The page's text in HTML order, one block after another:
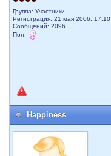
Группа: Участники
Регистрация: 21 мая 2006, 17:10
Сообщений: 2096
Пол:
Happiness